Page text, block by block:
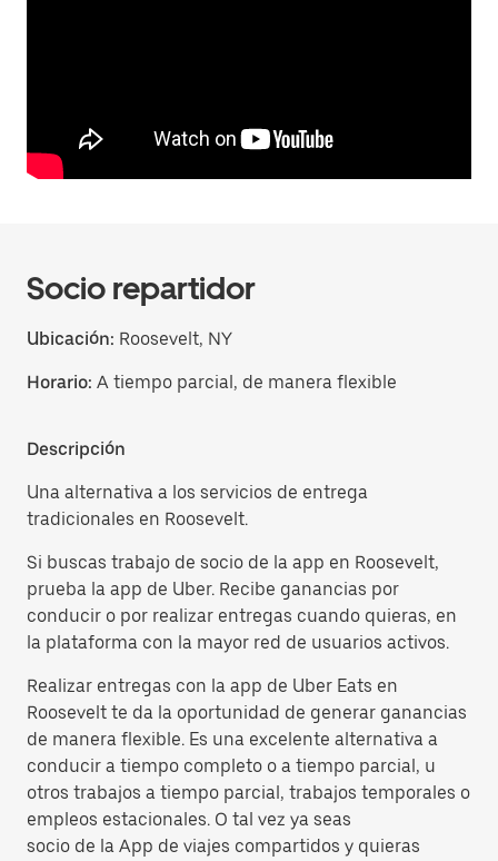
Socio repartidor
Ubicación: Roosevelt, NY
Horario: A tiempo parcial, de manera flexible
Descripción
Una alternativa a los servicios de entrega
tradicionales en Roosevelt.
Si buscas trabajo de socio de la app en Roosevelt,
prueba la app de Uber. Recibe ganancias por
conducir o por realizar entregas cuando quieras, en
la plataforma con la mayor red de usuarios activos.
Realizar entregas con la app de Uber Eats en
Roosevelt te da la oportunidad de generar ganancias
de manera flexible. Es una excelente alternativa a
conducir a tiempo completo o a tiempo parcial, u
otros trabajos a tiempo parcial, trabajos temporales o
empleos estacionales. O tal vez ya seas
socio de la App de viajes compartidos y quieras